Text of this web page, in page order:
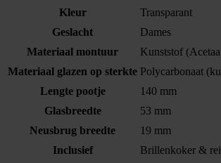
Kleur
Transparant
Geslacht
Dames
Materiaal montuur
Kunststof
Materiaal glazen op sterkte Polycarbonaat
Lengte pootje
140 mm
Glasbreedte
53 mm
Neusbrug breedte
19 mm
Inclusief
Brillenkoker &